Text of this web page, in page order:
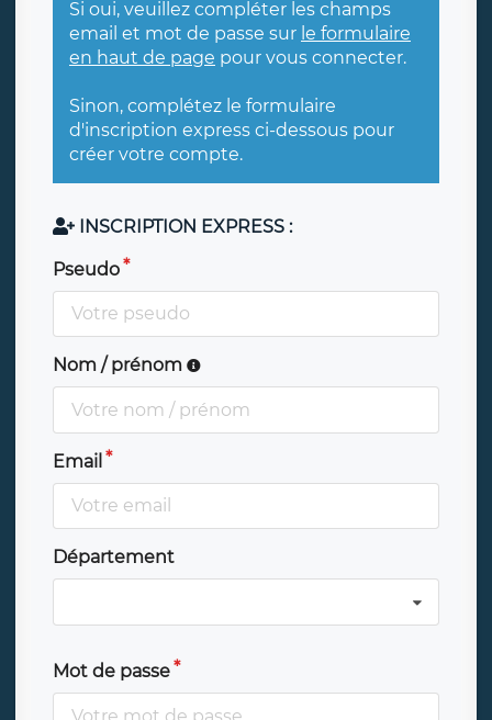
Si oui, veuillez compléter les champs
email et mot de passe sur le formulaire
en haut de page pour vous connecter.
Sinon, complétez le formulaire
d'inscription express ci-dessous pour
créer votre compte.
INSCRIPTION EXPRESS :
Pseudo
Nom / prénom
Email
Département
Mot de passe